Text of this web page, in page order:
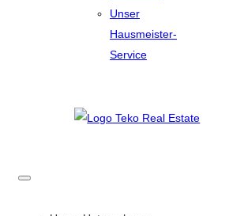
Unser
Hausmeister-
Service